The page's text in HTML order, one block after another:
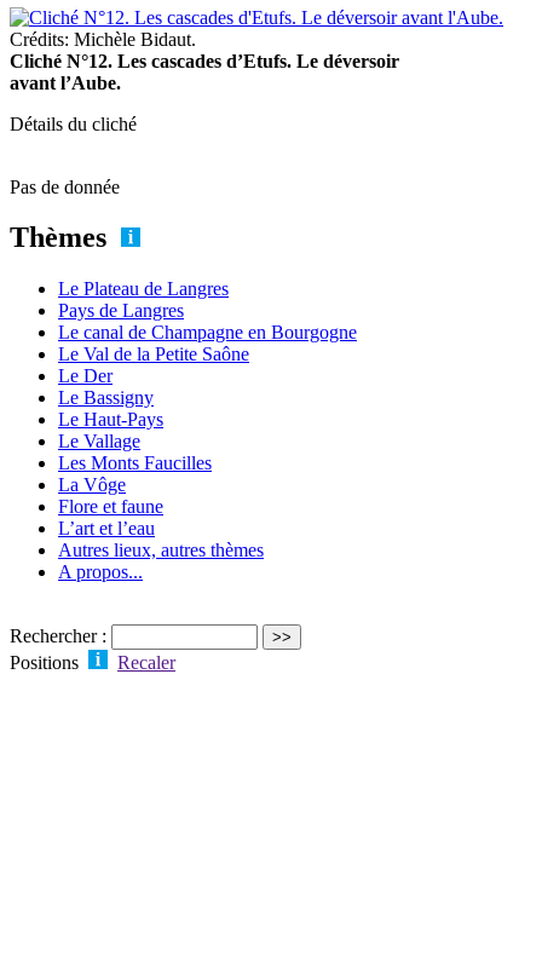
Crédits: Michèle Bidaut.
Cliché N°12. Les cascades d’Etufs. Le déversoir
avant l’Aube.
Détails du cliché
Pas de donnée
Thèmes
Le Plateau de Langres
Pays de Langres
Le canal de Champagne en Bourgogne
Le Val de la Petite Saône
Le Der
Le Bassigny
Le Haut-Pays
Le Vallage
Les Monts Faucilles
La Vôge
Flore et faune
L’art et l’eau
Autres lieux, autres thèmes
A propos...
Rechercher :
Positions
Recaler